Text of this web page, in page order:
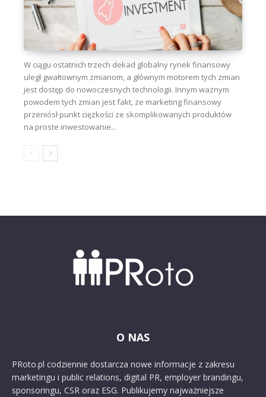
W ciągu ostatnich trzech dekad globalny rynek finansowy
uległ gwałtownym zmianom, a głównym motorem tych zmian
jest dostęp do nowoczesnych technologii. Innym ważnym
powodem tych zmian jest fakt, że marketing finansowy
przeniósł punkt ciężkości ze skomplikowanych produktów
na proste inwestowanie...
O NAS
PRoto.pl codziennie dostarcza nowe informacje z zakresu
marketingu i public relations, digital PR, employer brandingu,
sponsoringu, CSR oraz ESG. Publikujemy najważniejsze